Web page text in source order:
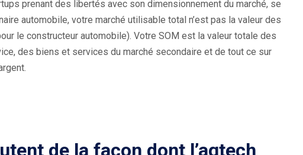
prenant des libertés avec son dimensionnement du marché, se
automobile, votre marché utilisable total n’est pas la valeur des
le constructeur automobile). Votre SOM est la valeur totale des
des biens et services du marché secondaire et de tout ce sur